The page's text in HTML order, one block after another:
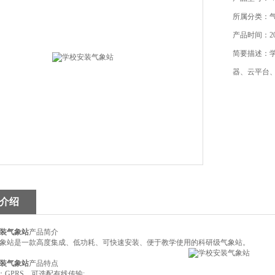
所属分类：
产品时间：
简要描述：
器、云平台
绍
气象站产品简介
站是一款高度集成、低功耗、可快速安装、便于教学使用的科研级气象站。
气象站产品特点